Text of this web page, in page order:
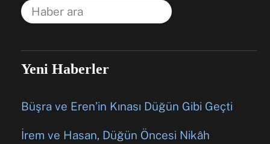
Yeni Haberler
Büşra ve Eren’in Kınası Düğün Gibi Geçti
İrem ve Hasan, Düğün Öncesi Nikâh